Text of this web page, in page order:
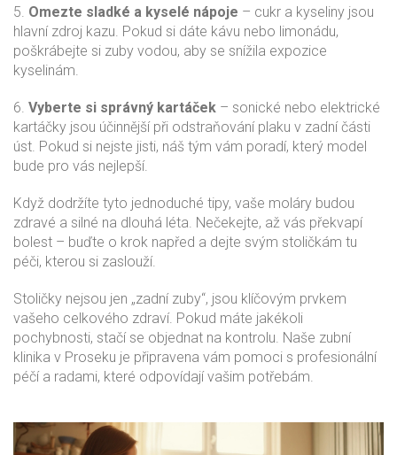
5. Omezte sladké a kyselé nápoje – cukr a kyseliny jsou
hlavní zdroj kazu. Pokud si dáte kávu nebo limonádu,
poškrábejte si zuby vodou, aby se snížila expozice
kyselinám.
6. Vyberte si správný kartáček – sonické nebo elektrické
kartáčky jsou účinnější při odstraňování plaku v zadní části
úst. Pokud si nejste jisti, náš tým vám poradí, který model
bude pro vás nejlepší.
Když dodržíte tyto jednoduché tipy, vaše moláry budou
zdravé a silné na dlouhá léta. Nečekejte, až vás překvapí
bolest – buďte o krok napřed a dejte svým stoličkám tu
péči, kterou si zaslouží.
Stoličky nejsou jen „zadní zuby“, jsou klíčovým prvkem
vašeho celkového zdraví. Pokud máte jakékoli
pochybnosti, stačí se objednat na kontrolu. Naše zubní
klinika v Proseku je připravena vám pomoci s profesionální
péčí a radami, které odpovídají vašim potřebám.